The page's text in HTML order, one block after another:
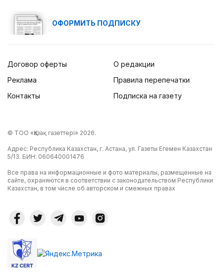
ОФОРМИТЬ ПОДПИСКУ
Договор оферты
Реклама
Контакты
О редакции
Правила перепечатки
Подписка на газету
© ТОО «Қазақ газеттері» 2026.
Адрес: Республика Казахстан, г. Астана, ул. Газеты Егемен Казахстан
5/13. БИН: 060640001476
Все права на информационные и фото материалы, размещенные на
сайте, охраняются в соответствии с законодательством Республики
Казахстан, в том числе об авторском и смежных правах